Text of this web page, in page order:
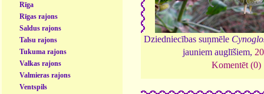
Rīga
Rīgas rajons
Saldus rajons
Talsu rajons
Tukuma rajons
Valkas rajons
Valmieras rajons
Ventspils
Dziedniecības suņmēle
jauniem auglīšiem,
Komentēt (0)